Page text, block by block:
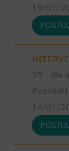
19/01/
35 - Ille-
14/01/